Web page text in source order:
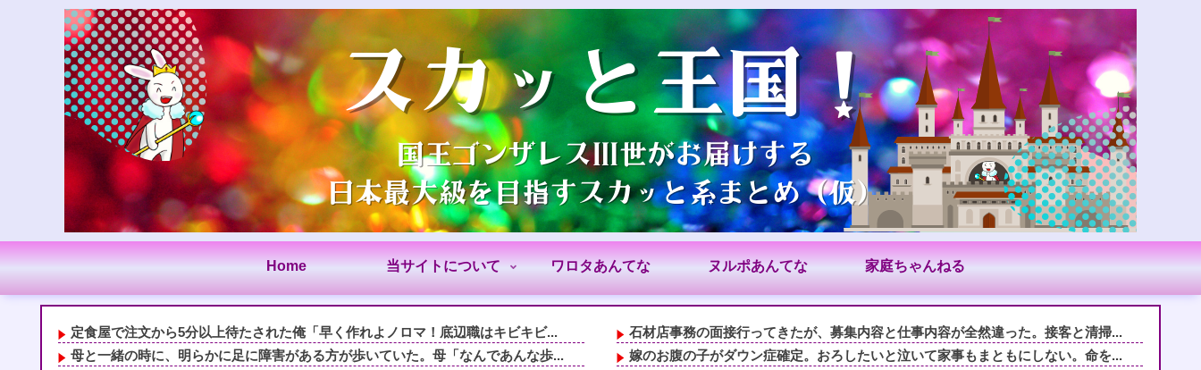
Home 当サイトについて ワロタあんてな ヌルポあんてな 家庭ちゃんねる
定食屋で注文から5分以上待たされた俺「早く作れよノロマ！底辺職はキビキビ...
母と一緒の時に、明らかに足に障害がある方が歩いていた。母「なんであんな歩...
石材店事務の面接行ってきたが、募集内容と仕事内容が全然違った。接客と清掃...
嫁のお腹の子がダウン症確定。おろしたいと泣いて家事もまともにしない。命を...